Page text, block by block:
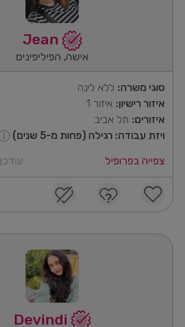
אישה, הפיליפינים
סוגי משרה: ללא לינה
איזור רישיון: איזור 1
איזורים: תל אביב
ויזת עבודה: רגילה (פחות מ-5 שנים)
צפייה בפרופיל
עודכן 06.08.2026